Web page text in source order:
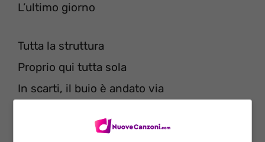
L’ultimo giorno
Tutta la struttura
Proprio qui tutta sola
In scarti, il buio è andato via
Nel suo ultimo respiro